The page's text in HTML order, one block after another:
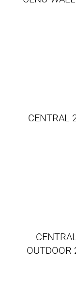
CENTRAL
CENTRAL
OUTDOOR